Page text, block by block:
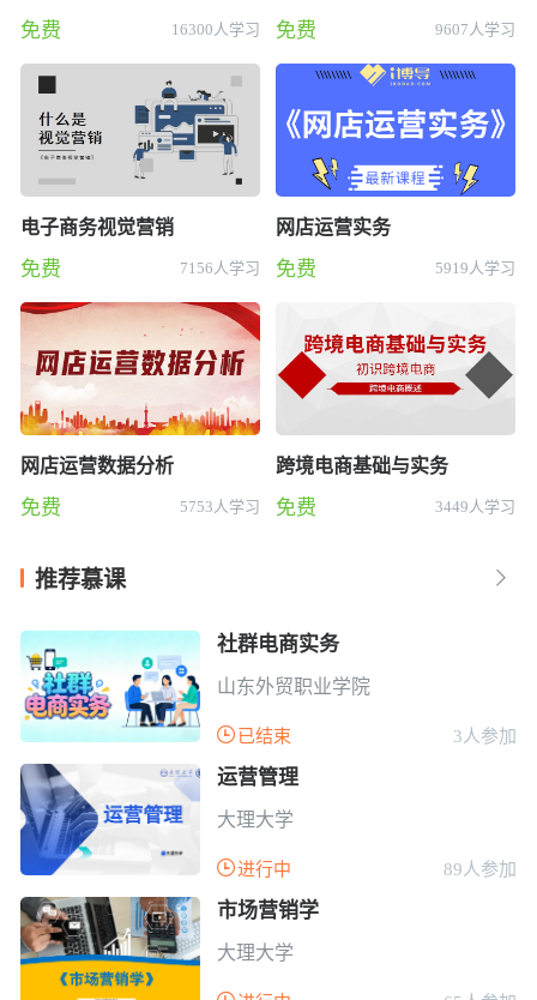
免费 16300人学习 免费 9607人学习
电子商务视觉营销
免费 7156人学习
网店运营实务
免费 5919人学习
网店运营数据分析
免费 5753人学习
跨境电商基础与实务
免费 3449人学习
推荐慕课 
社群电商实务
山东外贸职业学院
 已结束 3人参加
运营管理
大理大学
进行中 89人参加
市场营销学
大理大学